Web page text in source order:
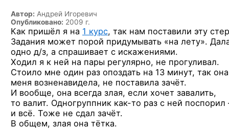
Автор: Андрей Игоревич
Опубликовано: 2009 г.
Как пришёл я на 1 курс, так нам поставили эту
Задания может порой придумывать «на лету».
одно д/з, а спрашивает с искажениями.
Ходил я к ней на пары регулярно, не прогуливал.
Стоило мне один раз опоздать на 13 минут, так она
меня возненавидела, не поставила зачёт.
И вообще, она всегда злая, если хочет завалить,
то валит. Одногруппник как-то раз с ней
и всё. Тоже не сдал зачёт.
В общем, злая она тётка.